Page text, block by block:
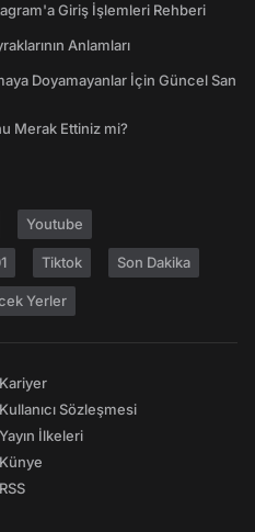
Giriş İşlemleri Rehberi
Anlamları
Doyamayanlar İçin Güncel San
Merak Ettiniz mi?
Youtube
Tiktok Son Dakika
Yerler
Kariyer
Kullanıcı Sözleşmesi
Yayın İlkeleri
Künye
RSS